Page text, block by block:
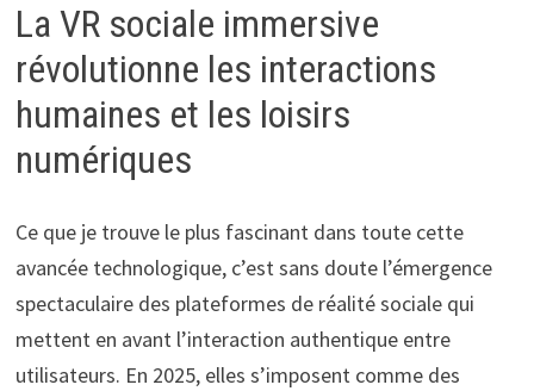
La VR sociale immersive
révolutionne les interactions
humaines et les loisirs
numériques
Ce que je trouve le plus fascinant dans toute cette
avancée technologique, c’est sans doute l’émergence
spectaculaire des plateformes de réalité sociale qui
mettent en avant l’interaction authentique entre
utilisateurs. En 2025, elles s’imposent comme des